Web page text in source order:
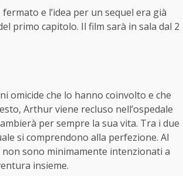
e l’idea per un sequel era già
primo capitolo. Il film sarà in sala dal 2
omicide che lo hanno coinvolto e che
Arthur viene recluso nell’ospedale
per sempre la sua vita. Tra i due
si comprendono alla perfezione. Al
sono minimamente intenzionati a
insieme.